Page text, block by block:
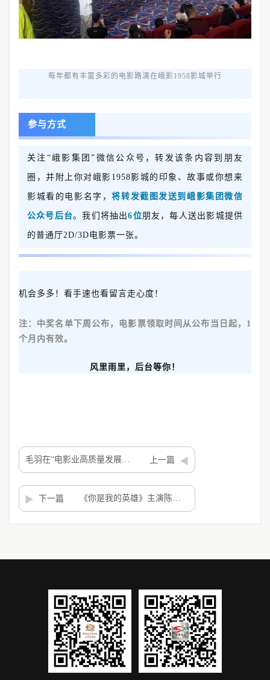
每年都有丰富多彩的电影路演在峨影1958影城举行
参与方式
关注“峨影集团”微信公众号，转发该条内容到朋友
圈，并附上你对峨影1958影城的印象、故事或你想来
影城看的电影名字，将转发截图发送到峨影集团微信
公众号后台。我们将抽出6位朋友，每人送出影城提供
的普通厅2D/3D电影票一张。
机会多多！看手速也看留言走心度！
注：中奖名单下周公布，电影票领取时间从公布当日起，1
个月内有效。
风里雨里，后台等你！
上一篇
下一篇